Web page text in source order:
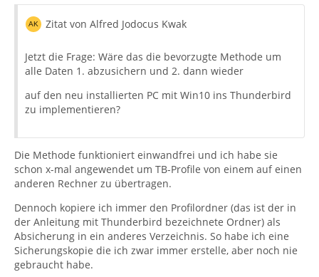
Zitat von Alfred Jodocus Kwak
Jetzt die Frage: Wäre das die bevorzugte Methode um
alle Daten 1. abzusichern und 2. dann wieder
auf den neu installierten PC mit Win10 ins Thunderbird
zu implementieren?
Die Methode funktioniert einwandfrei und ich habe sie
schon x-mal angewendet um TB-Profile von einem auf einen
anderen Rechner zu übertragen.
Dennoch kopiere ich immer den Profilordner (das ist der in
der Anleitung mit Thunderbird bezeichnete Ordner) als
Absicherung in ein anderes Verzeichnis. So habe ich eine
Sicherungskopie die ich zwar immer erstelle, aber noch nie
gebraucht habe.